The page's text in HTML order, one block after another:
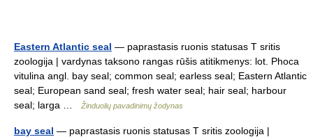
Eastern Atlantic seal — paprastasis ruonis statusas T sritis
zoologija | vardynas taksono rangas rūšis atitikmenys: lot. Phoca
vitulina angl. bay seal; common seal; earless seal; Eastern Atlantic
seal; European sand seal; fresh water seal; hair seal; harbour
seal; larga …
Žinduolių pavadinimų žodynas
bay seal — paprastasis ruonis statusas T sritis zoologija |